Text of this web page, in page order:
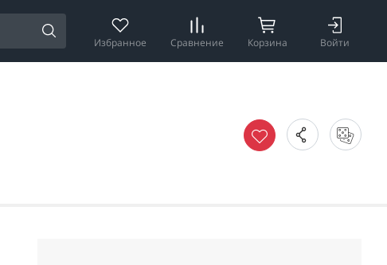
Избранное Сравнение Корзина Войти